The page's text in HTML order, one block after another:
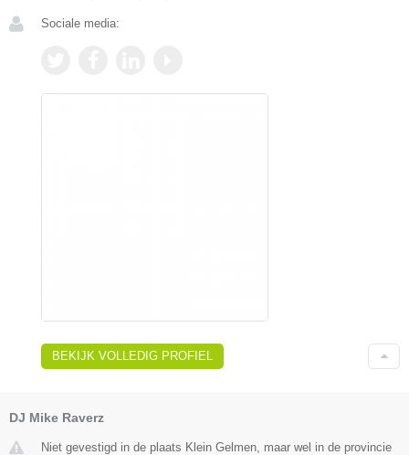
Sociale media:
BEKIJK VOLLEDIG PROFIEL
DJ Mike Raverz
Niet gevestigd in de plaats Klein Gelmen, maar wel in de provincie